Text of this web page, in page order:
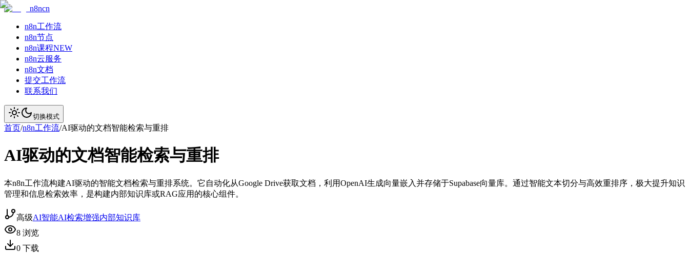
n8ncn
n8n工作流
n8n节点
n8n课程NEW
n8n云服务
n8n文档
提交工作流
联系我们
切换模式
首页/n8n工作流/AI驱动的文档智能检索与重排
AI驱动的文档智能检索与重排
本n8n工作流构建AI驱动的智能文档检索与重排系统。它自动化从Google Drive获取文档，利用OpenAI生成向量嵌入并存储于Supabase向量库。通过智能文本切分与高效重排序，极大提升知识
管理和信息检索效率，是构建内部知识库或RAG应用的核心组件。
高级AI智能AI检索增强内部知识库
8 浏览
0 下载